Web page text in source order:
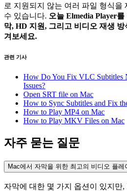
로 지원되지 않는 여러 파일 형식을
수 있습니다. 오늘 Elmedia Player
막, HD 지원, 그리고 비디오 재생
겨보세요.
관련 기사
How Do You Fix VLC Subtitles
Issues?
Open SRT file on Mac
How to Sync Subtitles and Fix
How to Play MP4 on Mac
How to Play MKV Files on Mac
자주 묻는 질문
Mac에서 자막을 위한 최고의 비디오 플레
자막에 대한 몇 가지 옵션이 있지만,